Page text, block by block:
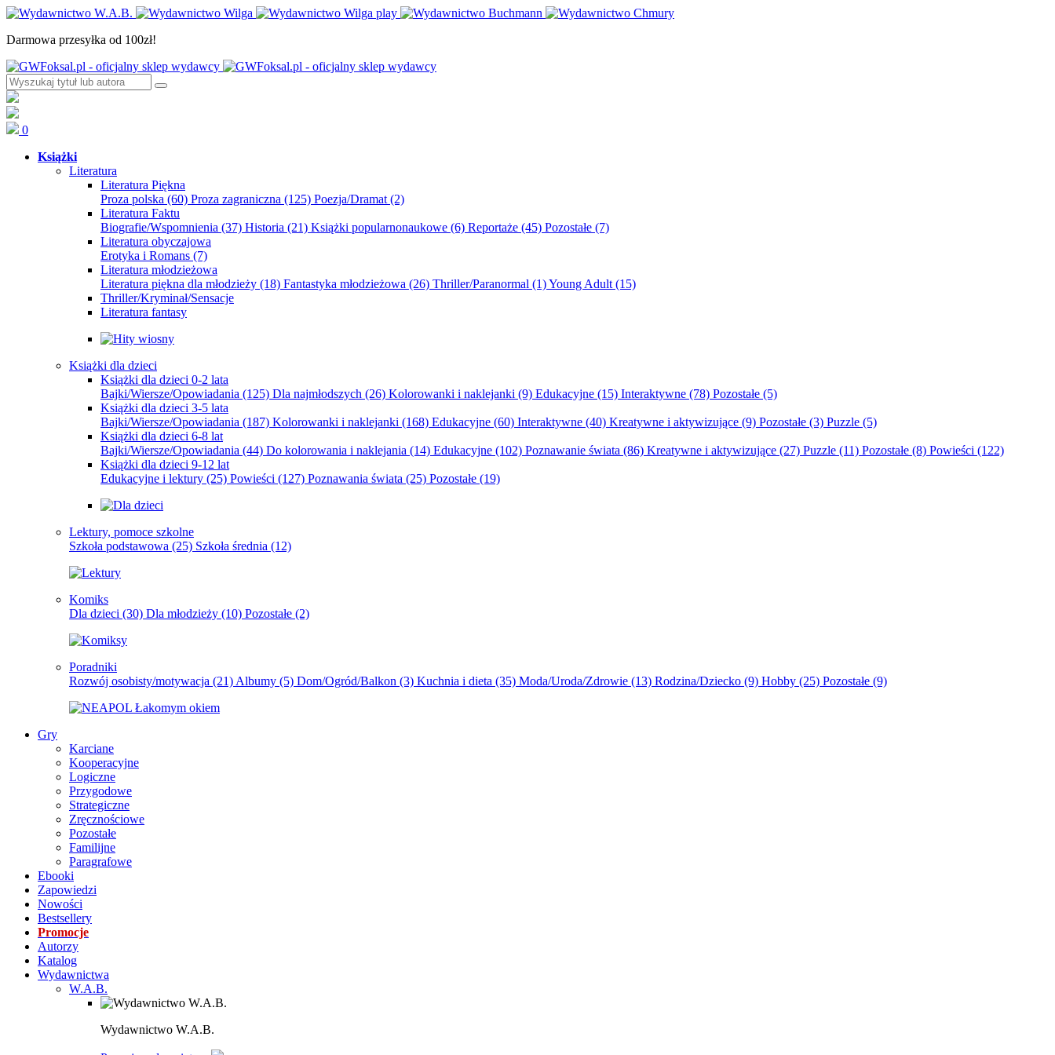
Darmowa przesyłka od 100zł!
0
Książki
Literatura
Literatura Piękna
Proza polska (60) Proza zagraniczna (125) Poezja/Dramat (2)
Literatura Faktu
Biografie/Wspomnienia (37) Historia (21) Książki popularnonaukowe (6) Reportaże (45) Pozostałe (7)
Literatura obyczajowa
Erotyka i Romans (7)
Literatura młodzieżowa
Literatura piękna dla młodzieży (18) Fantastyka młodzieżowa (26) Thriller/Paranormal (1)Young Adult (15)
Thriller/Kryminał/Sensacje
Literatura fantasy
Książki dla dzieci
Książki dla dzieci 0-2 lata
Bajki/Wiersze/Opowiadania (125) Dla najmłodszych (26) Kolorowanki i naklejanki (9) Edukacyjne (15) Interaktywne (78) Pozostałe (5)
Książki dla dzieci 3-5 lata
Bajki/Wiersze/Opowiadania (187) Kolorowanki i naklejanki (168) Edukacyjne (60) Interaktywne (40) Kreatywne i aktywizujące (9) Pozostałe (3) Puzzle (5)
Książki dla dzieci 6-8 lat
Bajki/Wiersze/Opowiadania (44) Do kolorowania i naklejania (14) Edukacyjne (102) Poznawanie świata (86) Kreatywne i aktywizujące (27) Puzzle (11) Pozostałe (8) Powieści (122)
Książki dla dzieci 9-12 lat
Edukacyjne i lektury (25) Powieści (127) Poznawania świata (25) Pozostałe (19)
Lektury, pomoce szkolne
Szkoła podstawowa (25) Szkoła średnia (12)
Komiks
Dla dzieci (30) Dla młodzieży (10) Pozostałe (2)
Poradniki
Rozwój osobisty/motywacja (21) Albumy (5) Dom/Ogród/Balkon (3) Kuchnia i dieta (35) Moda/Uroda/Zdrowie (13) Rodzina/Dziecko (9) Hobby (25) Pozostałe (9)
Gry
Karciane
Kooperacyjne
Logiczne
Przygodowe
Strategiczne
Zręcznościowe
Pozostałe
Familijne
Paragrafowe
Ebooki
Zapowiedzi
Nowości
Bestsellery
Promocje
Autorzy
Katalog
Wydawnictwa
W.A.B.
Wydawnictwo W.A.B.